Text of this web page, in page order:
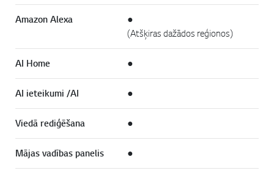
Amazon Alexa
●
(Atšķiras dažādos reģionos)
AI Home ●
AI ieteikumi /AI ●
Viedā rediģēšana ●
Mājas vadības panelis ●